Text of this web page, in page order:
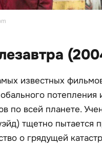
известных
потепления
по всей планете.
тщетно пытается
о грядущей